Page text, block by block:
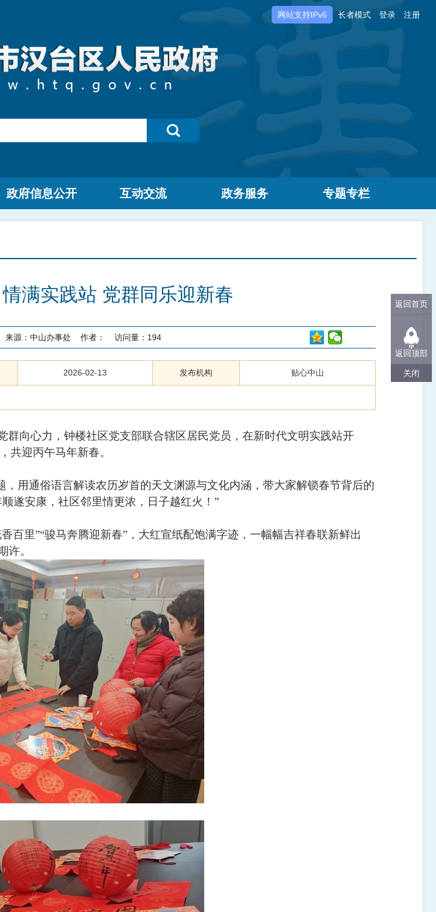
网站支持IPv6 长者模式 登录 注册
政府信息公开 互动交流 政务服务 专题专栏
满实践站 党群同乐迎新春
来源： 中山办事处 作者： 访问量： 194
2026-02-13 发布机构 贴心中山
向心力，钟楼社区党支部联合辖区居民党员，在新时代文明实践站开
共迎丙午马年新春。
，用通俗语言解读农历岁首的天文渊源与文化内涵，带大家解锁春节背后的
遂安康，社区邻里情更浓，日子越红火！ ”
百里”“骏马奔腾迎新春” ，大红宣纸配饱满字迹，一幅幅吉祥春联新鲜出
许。
返回首页
返回顶部
关闭